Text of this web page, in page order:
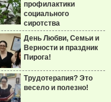
профилактики
социального
сиротства
День Любви, Семьи и
Верности и праздник
Пирога!
Трудотерапия? Это
весело и полезно!